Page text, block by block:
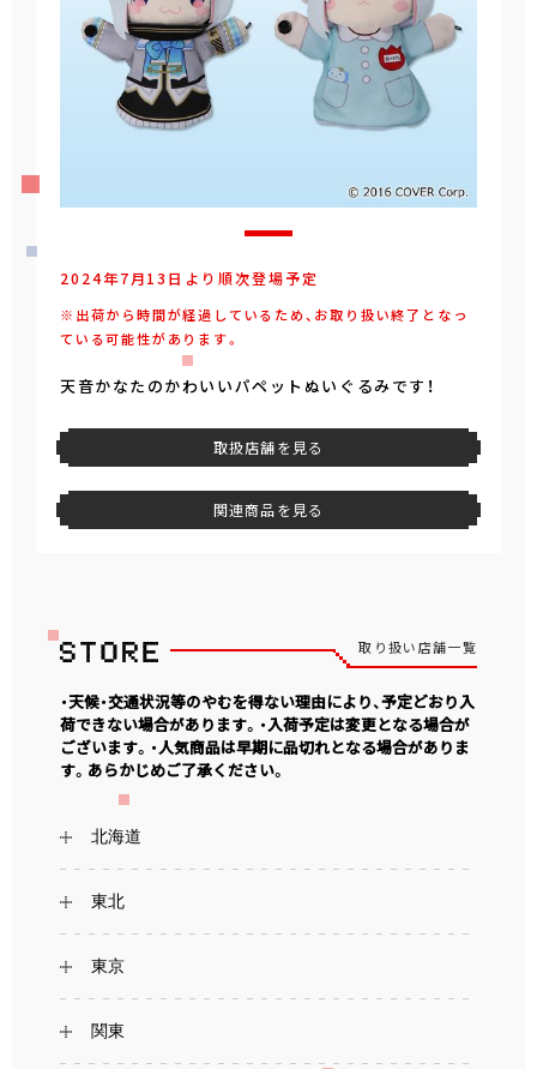
2024年7月13日より順次登場予定
※出荷から時間が経過しているため、お取り扱い終了となっ
ている可能性があります。
天音かなたのかわいいパペットぬいぐるみです！
取扱店舗を見る
関連商品を見る
取り扱い店舗一覧
・天候・交通状況等のやむを得ない理由により、予定どおり入
荷できない場合があります。・入荷予定は変更となる場合が
ございます。・人気商品は早期に品切れとなる場合がありま
す。あらかじめご了承ください。
北海道
東北
東京
関東